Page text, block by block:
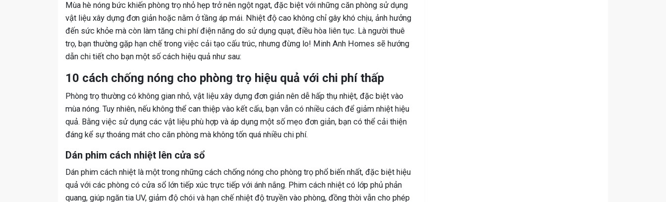
Mùa hè nóng bức khiến phòng trọ nhỏ hẹp trở nên ngột ngạt, đặc biệt với những căn phòng sử dụng
vật liệu xây dựng đơn giản hoặc nằm ở tầng áp mái. Nhiệt độ cao không chỉ gây khó chịu, ảnh hưởng
đến sức khỏe mà còn làm tăng chi phí điện năng do sử dụng quạt, điều hòa liên tục. Là người thuê
trọ, bạn thường gặp hạn chế trong việc cải tạo cấu trúc, nhưng đừng lo! Minh Anh Homes sẽ hướng
dẫn chi tiết cho bạn một số cách hiệu quả như sau:
10 cách chống nóng cho phòng trọ hiệu quả với chi phí thấp
Phòng trọ thường có không gian nhỏ, vật liệu xây dựng đơn giản nên dễ hấp thụ nhiệt, đặc biệt vào
mùa nóng. Tuy nhiên, nếu không thể can thiệp vào kết cấu, bạn vẫn có nhiều cách để giảm nhiệt hiệu
quả. Bằng việc sử dụng các vật liệu phù hợp và áp dụng một số mẹo đơn giản, bạn có thể cải thiện
đáng kể sự thoáng mát cho căn phòng mà không tốn quá nhiều chi phí.
Dán phim cách nhiệt lên cửa sổ
Dán phim cách nhiệt là một trong những cách chống nóng cho phòng trọ phổ biến nhất, đặc biệt hiệu
quả với các phòng có cửa sổ lớn tiếp xúc trực tiếp với ánh nắng. Phim cách nhiệt có lớp phủ phản
quang, giúp ngăn tia UV, giảm độ chói và hạn chế nhiệt độ truyền vào phòng, đồng thời vẫn cho phép